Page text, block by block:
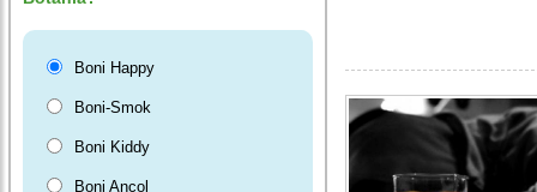
Hành trình hàn
Boni Happy
Boni-Smok
Boni Kiddy
Boni Ancol